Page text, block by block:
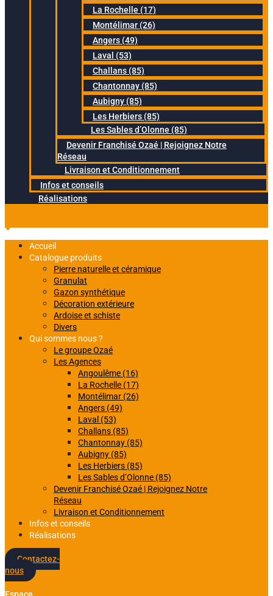
La Rochelle (17)
Montélimar (26)
Angers (49)
Laval (53)
Challans (85)
Chantonnay (85)
Aubigny (85)
Les Herbiers (85)
Les Sables d’Olonne (85)
Devenir Franchisé Ozaé | Rejoignez Notre
Réseau
Livraison et Conditionnement
Infos et conseils
Réalisations
Accueil
Catalogue produits
Pierre naturelle et céramique
Granulat
Gazon synthétique
Décoration extérieure
Ardoise et schiste
Divers
Qui sommes nous ?
Le groupe Ozaé
Les Agences
Angoulême (16)
La Rochelle (17)
Montélimar (26)
Angers (49)
Laval (53)
Challans (85)
Chantonnay (85)
Aubigny (85)
Les Herbiers (85)
Les Sables d’Olonne (85)
Devenir Franchisé Ozaé | Rejoignez Notre
Réseau
Livraison et Conditionnement
Infos et conseils
Réalisations
Contactez-
nous